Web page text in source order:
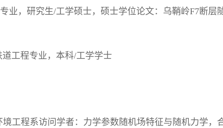
业，研究生/工学硕士，硕士学位论文：乌鞘岭F7断层
工程专业，本科/工学学士
工程系访问学者：力学参数随机场特征与随机力学，